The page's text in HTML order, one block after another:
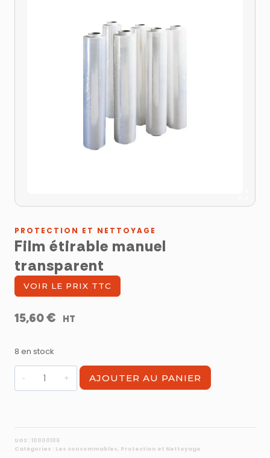
PROTECTION ET NETTOYAGE
Film étirable manuel
transparent
VOIR LE PRIX TTC
15,60€ HT
8 en stock
quantité
de
transparent
AJOUTER AU PANIER
UGS : 10000106
Catégories : Les consommables, Protection et Nettoyage